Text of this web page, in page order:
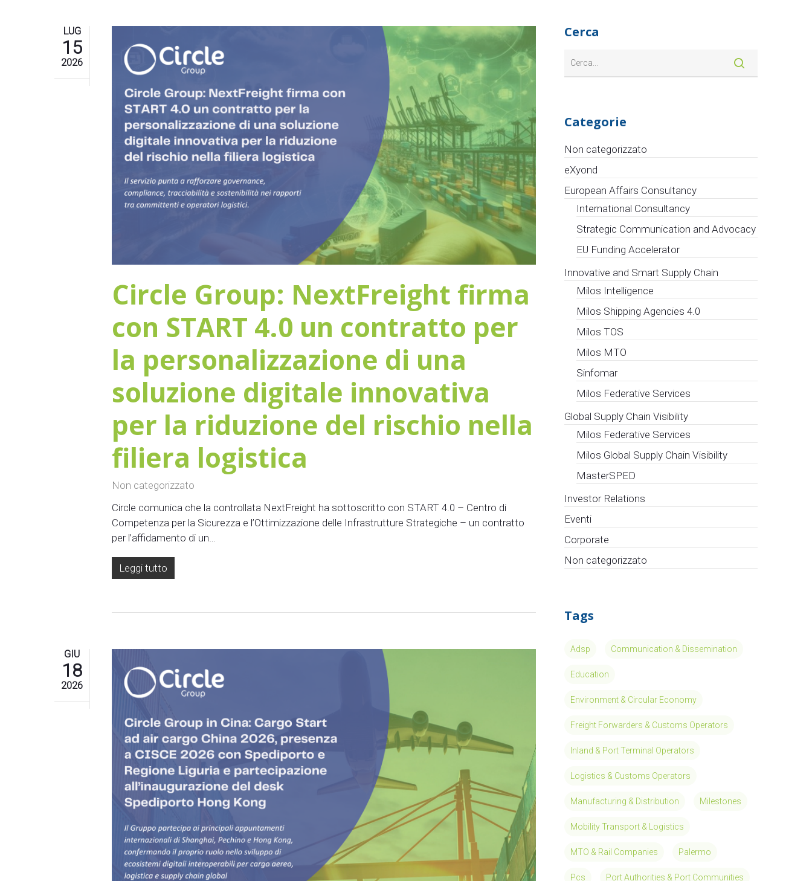
LUG
15
2026
Circle Group: NextFreight firma
con START 4.0 un contratto per
la personalizzazione di una
soluzione digitale innovativa
per la riduzione del rischio nella
filiera logistica
Non categorizzato
Circle comunica che la controllata NextFreight ha sottoscritto con START 4.0 – Centro di
Competenza per la Sicurezza e l’Ottimizzazione delle Infrastrutture Strategiche – un contratto
per l’affidamento di un…
Leggi tutto
GIU
18
2026
Cerca
Categorie
Non categorizzato
eXyond
European Affairs Consultancy
International Consultancy
Strategic Communication and Advocacy
EU Funding Accelerator
Innovative and Smart Supply Chain
Milos Intelligence
Milos Shipping Agencies 4.0
Milos TOS
Milos MTO
Sinfomar
Milos Federative Services
Global Supply Chain Visibility
Milos Federative Services
Milos Global Supply Chain Visibility
MasterSPED
Investor Relations
Eventi
Corporate
Non categorizzato
Tags
Adsp Communication & Dissemination
Education
Environment & Circular Economy
Freight Forwarders & Customs Operators
Inland & Port Terminal Operators
Logistics & Customs Operators
Manufacturing & Distribution Milestones
Mobility Transport & Logistics
MTO & Rail Companies Palermo
Pcs Port Authorities & Port Communities